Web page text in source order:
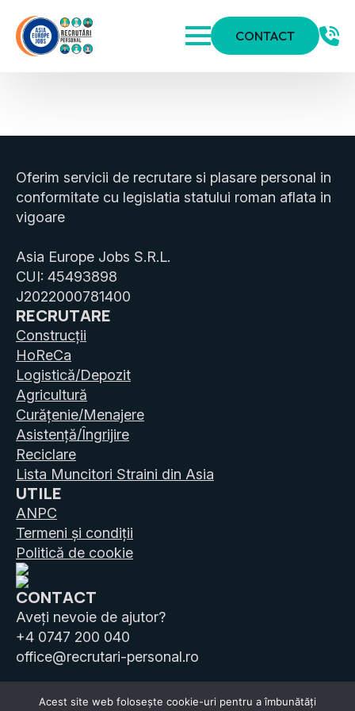
CONTACT
Oferim servicii de recrutare si plasare personal in
conformitate cu legislatia statului roman aflata in
vigoare
Asia Europe Jobs S.R.L.
CUI: 45493898
J2022000781400
RECRUTARE
Construcții
HoReCa
Logistică/Depozit
Agricultură
Curățenie/Menajere
Asistență/Îngrijire
Reciclare
Lista Muncitori Straini din Asia
UTILE
ANPC
Termeni și condiții
Politică de cookie
CONTACT
Aveți nevoie de ajutor?
+4 0747 200 040
office@recrutari-personal.ro
Acest site web folosește cookie-uri pentru a îmbunătăți